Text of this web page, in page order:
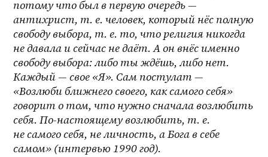
потому что был в первую очередь —
антихрист, т. е. человек, который нёс полную
свободу выбора, т. е. то, что религия никогда
не давала и сейчас не даёт. А он внёс именно
свободу выбора: либо ты ждёшь, либо нет.
Каждый — свое «Я». Сам постулат —
«Возлюби ближнего своего, как самого себя»
говорит о том, что нужно сначала возлюбить
себя. По-настоящему возлюбить, т. е.
не самого себя, не личность, а Бога в себе
самом» (интервью 1990 год).